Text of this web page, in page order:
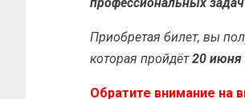
Приобретая билет, вы
которая пройдёт20 июня
Обратите внимание на